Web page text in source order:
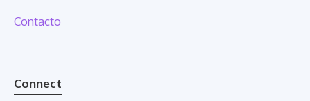
Contacto
Connect